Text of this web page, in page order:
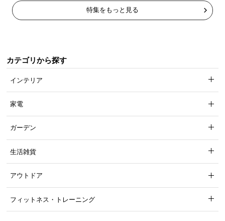
特集をもっと見る
カテゴリから探す
インテリア
家電
ガーデン
生活雑貨
アウトドア
フィットネス・トレーニング